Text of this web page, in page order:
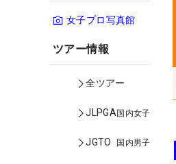
女子プロ写真館
ツアー情報
全ツアー
JLPGA国内女子
JGTO 国内男子